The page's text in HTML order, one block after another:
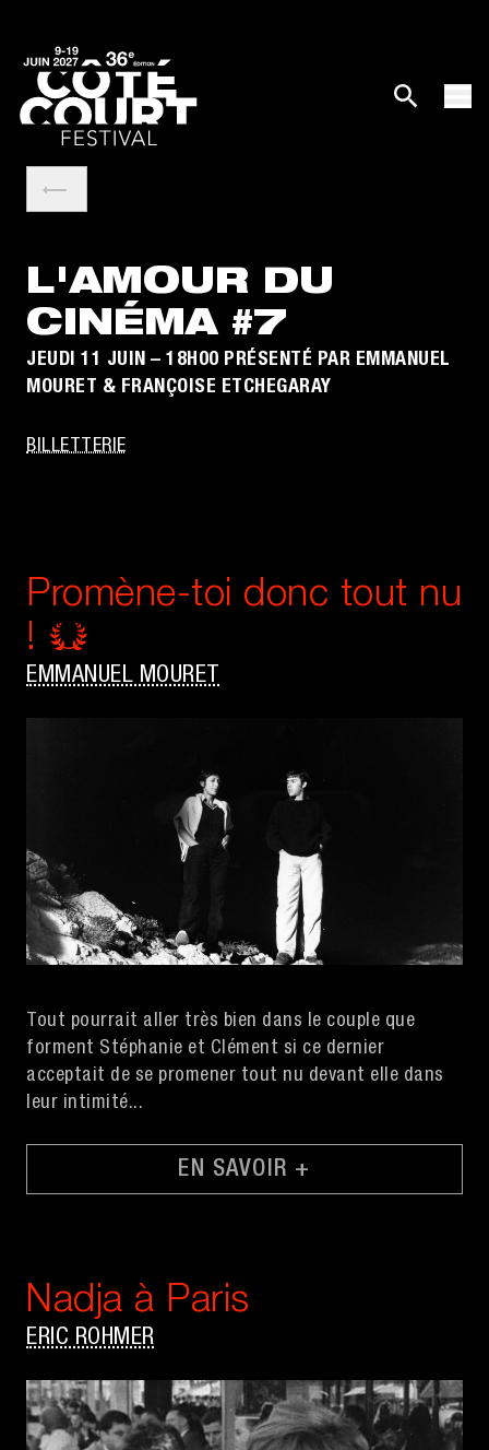
L'AMOUR DU
CINÉMA #7
JEUDI 11 JUIN – 18H00 PRÉSENTÉ PAR EMMANUEL
MOURET & FRANÇOISE ETCHEGARAY
BILLETTERIE
Promène-toi donc tout nu
!
EMMANUEL MOURET
Tout pourrait aller très bien dans le couple que
forment Stéphanie et Clément si ce dernier
acceptait de se promener tout nu devant elle dans
leur intimité...
EN SAVOIR +
Nadja à Paris
ERIC ROHMER